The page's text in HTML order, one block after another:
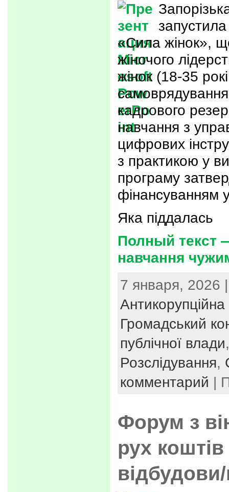
«Сила жінок»,
жіночого
жінок (18-35
самоврядування
кадрового
навчання з
цифрових
з практикою у
програму
фінансуванням
Яка піддалась
Полный текст
навчання
7 января, 2026
Антикорупційна
Громадський
публічної влади
Розслідування,
комментарий |
Форум з
рух